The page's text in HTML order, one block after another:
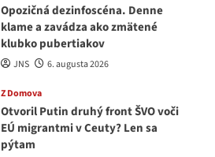
Opozičná dezinfoscéna. Denne
klame a zavádza ako zmätené
klubko pubertiakov
JNS 6. augusta 2026
Z Domova
Otvoril Putin druhý front ŠVO voči
EÚ migrantmi v Ceuty? Len sa
pýtam